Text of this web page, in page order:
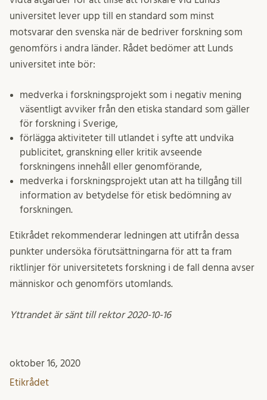
universitet lever upp till en standard som minst
motsvarar den svenska när de bedriver forskning som
genomförs i andra länder. Rådet bedömer att Lunds
universitet inte bör:
medverka i forskningsprojekt som i negativ mening
väsentligt avviker från den etiska standard som gäller
för forskning i Sverige,
förlägga aktiviteter till utlandet i syfte att undvika
publicitet, granskning eller kritik avseende
forskningens innehåll eller genomförande,
medverka i forskningsprojekt utan att ha tillgång till
information av betydelse för etisk bedömning av
forskningen.
Etikrådet rekommenderar ledningen att utifrån dessa
punkter undersöka förutsättningarna för att ta fram
riktlinjer för universitetets forskning i de fall denna avser
människor och genomförs utomlands.
Yttrandet är sänt till rektor 2020-10-16
oktober 16, 2020
Etikrådet